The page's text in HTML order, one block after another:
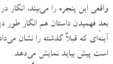
واقعی این پنجره را می‌بیند،
بعدِ فهمیدن داستان هم انگار طور
آینه‌ای که قبلاً گذشته را نشان
است پیش بیاید نمایش می‌دهد.